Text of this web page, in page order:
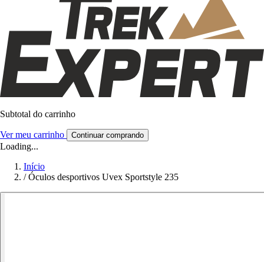
Subtotal do carrinho
Ver meu carrinho Continuar comprando
Loading...
Início
/ Óculos desportivos Uvex Sportstyle 235